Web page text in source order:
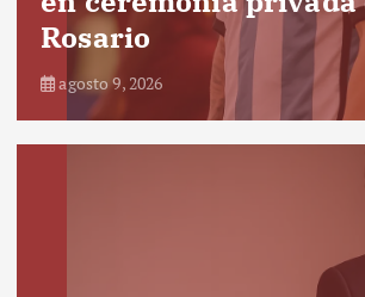
Rosario
agosto 9, 2026